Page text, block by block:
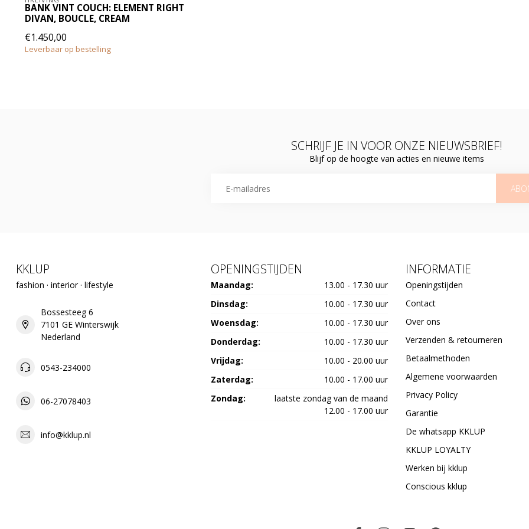
BANK VINT COUCH: ELEMENT RIGHT
DIVAN, BOUCLE, CREAM
€1.450,00
Leverbaar op bestelling
SCHRIJF JE IN VOOR ONZE NIEUWSBRIEF!
Blijf op de hoogte van acties en nieuwe items
KKLUP
fashion · interior · lifestyle
Bossesteeg 6
7101 GE Winterswijk
Nederland
0543-234000
06-27078403
info@kklup.nl
OPENINGSTIJDEN
Maandag:
13.00 - 17.30 uur
Dinsdag:
10.00 - 17.30 uur
Woensdag:
10.00 - 17.30 uur
Donderdag:
10.00 - 17.30 uur
Vrijdag:
10.00 - 20.00 uur
Zaterdag:
10.00 - 17.00 uur
Zondag:
laatste zondag van de maand
12.00 - 17.00 uur
INFORMATIE
Openingstijden
Contact
Over ons
Verzenden & retourneren
Betaalmethoden
Algemene voorwaarden
Privacy Policy
Garantie
De whatsapp KKLUP
KKLUP LOYALTY
Werken bij kklup
Conscious kklup